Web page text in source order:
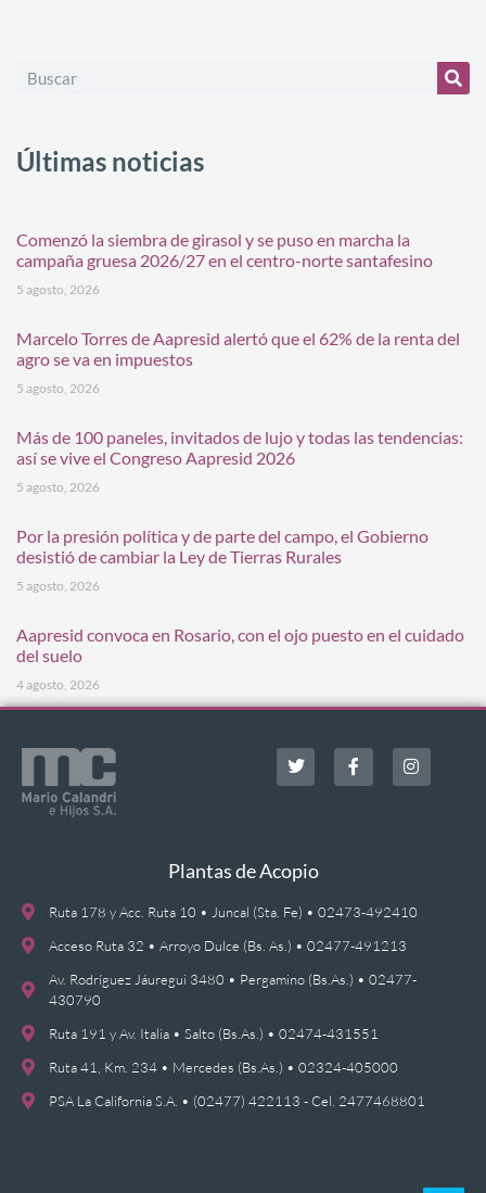
Últimas noticias
Comenzó la siembra de girasol y se puso en marcha la
campaña gruesa 2026/27 en el centro-norte santafesino
5 agosto, 2026
Marcelo Torres de Aapresid alertó que el 62% de la renta del
agro se va en impuestos
5 agosto, 2026
Más de 100 paneles, invitados de lujo y todas las tendencias:
así se vive el Congreso Aapresid 2026
5 agosto, 2026
Por la presión política y de parte del campo, el Gobierno
desistió de cambiar la Ley de Tierras Rurales
5 agosto, 2026
Aapresid convoca en Rosario, con el ojo puesto en el cuidado
del suelo
4 agosto, 2026
Plantas de Acopio
Ruta 178 y Acc. Ruta 10 • Juncal (Sta. Fe) • 02473-492410
Acceso Ruta 32 • Arroyo Dulce (Bs. As.) • 02477-491213
Av. Rodríguez Jáuregui 3480 • Pergamino (Bs.As.) • 02477-
430790
Ruta 191 y Av. Italia • Salto (Bs.As.) • 02474-431551
Ruta 41, Km. 234 • Mercedes (Bs.As.) • 02324-405000
PSA La California S.A. • (02477) 422113 - Cel. 2477468801